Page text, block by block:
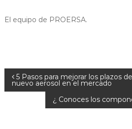
El equipo de PROERSA.
5 Pasos para mejorar los plazos
nuevo aerosol en el mercado
¿ Conoces los